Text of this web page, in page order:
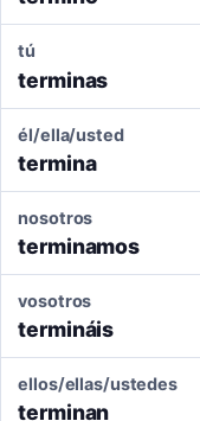
tú
terminas
él/ella/usted
termina
nosotros
terminamos
vosotros
termináis
ellos/ellas/ustedes
terminan